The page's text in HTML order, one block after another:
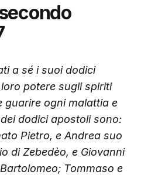
a sé i suoi dodici
potere sugli spiriti
guarire ogni malattia e
dodici apostoli sono:
Pietro, e Andrea suo
di Zebedèo, e Giovanni
Tommaso e